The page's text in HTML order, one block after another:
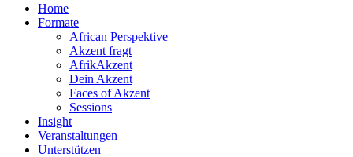
Home
Formate
African Perspektive
Akzent fragt
AfrikAkzent
Dein Akzent
Faces of Akzent
Sessions
Insight
Veranstaltungen
Unterstützen